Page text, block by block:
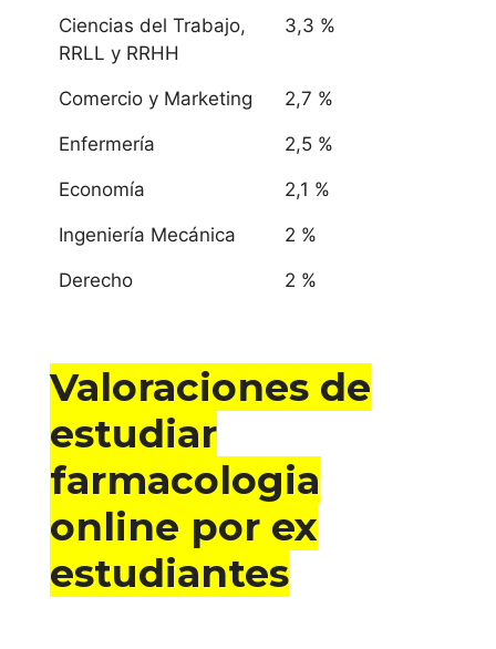
Ciencias del Trabajo,
RRLL y RRHH
3,3 %
Comercio y Marketing 2,7 %
Enfermería 2,5 %
Economía 2,1 %
Ingeniería Mecánica 2 %
Derecho 2 %
Valoraciones de
estudiar
farmacologia
online por ex
estudiantes